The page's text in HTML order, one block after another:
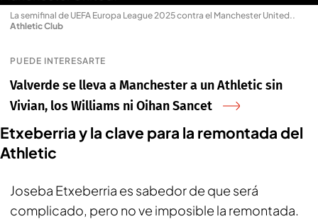
La semifinal de UEFA Europa League 2025 contra el Manchester United..
Athletic Club
PUEDE INTERESARTE
Valverde se lleva a Manchester a un Athletic sin
Vivian, los Williams ni Oihan Sancet
Etxeberria y la clave para la remontada del
Athletic
Joseba Etxeberria es sabedor de que será
complicado, pero no ve imposible la remontada.